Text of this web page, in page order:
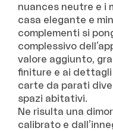
nuances neutre e i
casa elegante e
complementi si
complessivo
valore aggiunto,
finiture e ai
carte da parati
spazi abitativi.
Ne risulta una
calibrato e